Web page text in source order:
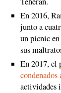
En 2016,
junto a
un picnic
sus
En 2017, el
condenados
actividades